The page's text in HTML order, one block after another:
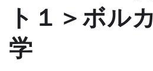
ト１＞ボル
学